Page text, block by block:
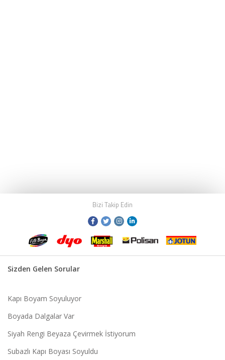
Bizi Takip Edin
Sizden Gelen Sorular
Kapı Boyam Soyuluyor
Boyada Dalgalar Var
Siyah Rengi Beyaza Çevirmek İstiyorum
Subazlı Kapı Boyası Soyuldu